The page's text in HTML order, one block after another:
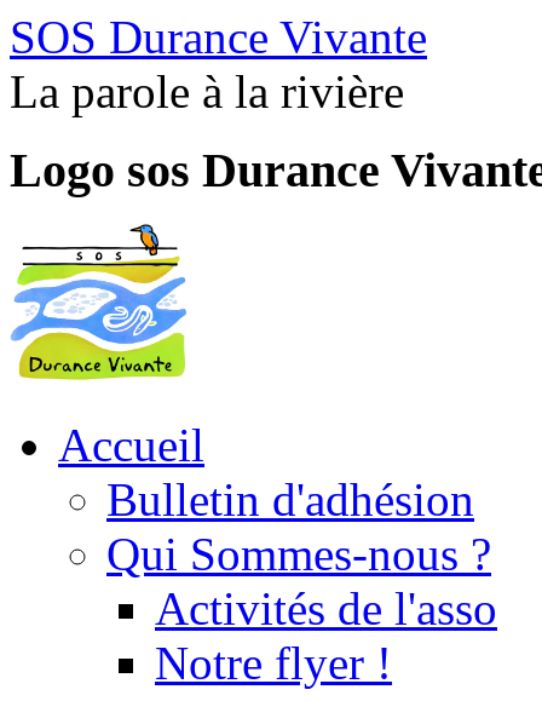
SOS Durance Vivante
La parole à la rivière
Logo sos Durance
Accueil
Bulletin d'adhésion
Qui Sommes-nous ?
Activités de l'asso
Notre flyer !